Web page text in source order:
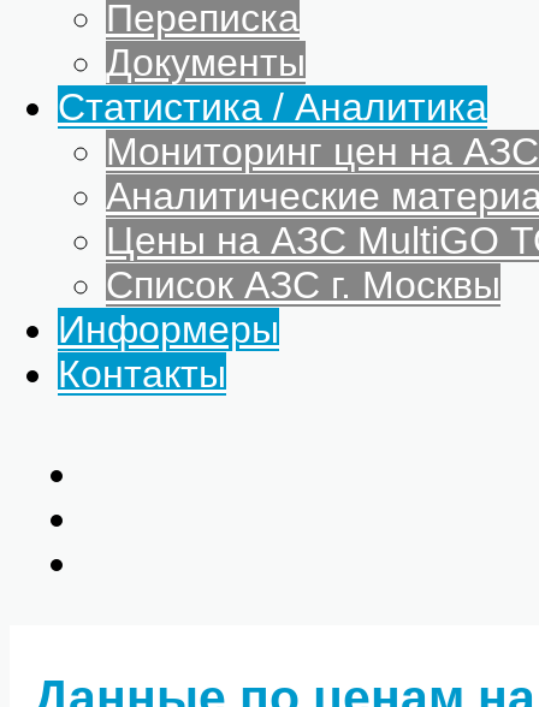
Переписка
Документы
Статистика / Аналитика
Мониторинг цен на
Аналитические
Цены на АЗС MultiGO
Список АЗС г. Москвы
Информеры
Контакты